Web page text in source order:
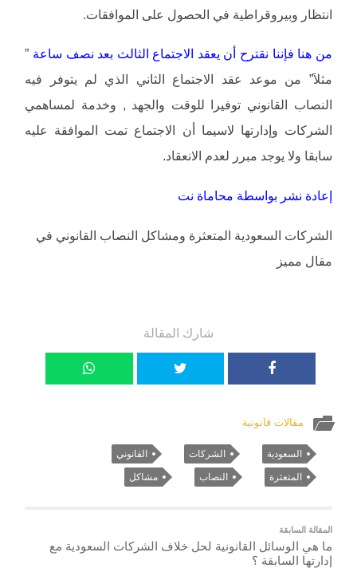
انتظار وبيروقراطية في الحصول على الموافقات.
من هنا فإننا نقترح أن يعقد الاجتماع الثالث بعد نصف ساعة ”
مثلاَ” من موعد عقد الاجتماع الثاني الذي لم يتوفر فيه
النصاب القانوني توفيرا للوقت والجهد , وخدمة لمساهمي
الشركات وإدارتها لاسيما أن الاجتماع تمت الموافقة عليه
سابقا ولا يوجد مبرر لعدم الانعقاد.
إعادة نشر بواسطة محاماة نت
الشركات السعودية المتعثرة ومشاكل النصاب القانوني في
مقال مميز
شارك المقالة
مقالات قانونية
السعودية الشركات القانوني
المتعثرة النصاب مشاكل
المقالة السابقة
ما هي الوسائل القانونية لحل خلاف الشركات السعودية مع
إدارتها السابقة ؟